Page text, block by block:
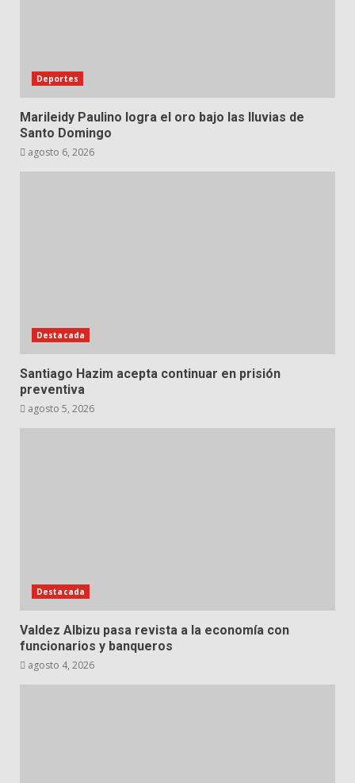
Deportes
Marileidy Paulino logra el oro bajo las lluvias de
Santo Domingo
agosto 6, 2026
Destacada
Santiago Hazim acepta continuar en prisión
preventiva
agosto 5, 2026
Destacada
Valdez Albizu pasa revista a la economía con
funcionarios y banqueros
agosto 4, 2026